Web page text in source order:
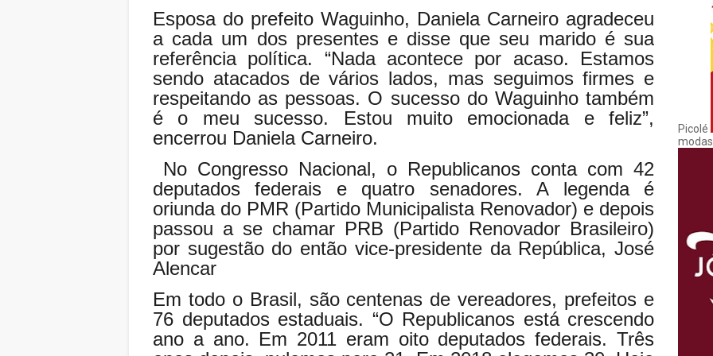
Esposa do prefeito Waguinho, Daniela Carneiro agradeceu
a cada um dos presentes e disse que seu marido é sua
referência política. “Nada acontece por acaso. Estamos
sendo atacados de vários lados, mas seguimos firmes e
respeitando as pessoas. O sucesso do Waguinho também
é o meu sucesso. Estou muito emocionada e feliz”,
encerrou Daniela Carneiro.
No Congresso Nacional, o Republicanos conta com 42
deputados federais e quatro senadores. A legenda é
oriunda do PMR (Partido Municipalista Renovador) e depois
passou a se chamar PRB (Partido Renovador Brasileiro)
por sugestão do então vice-presidente da República, José
Alencar
Em todo o Brasil, são centenas de vereadores, prefeitos e
76 deputados estaduais. “O Republicanos está crescendo
ano a ano. Em 2011 eram oito deputados federais. Três
Picolé
modas